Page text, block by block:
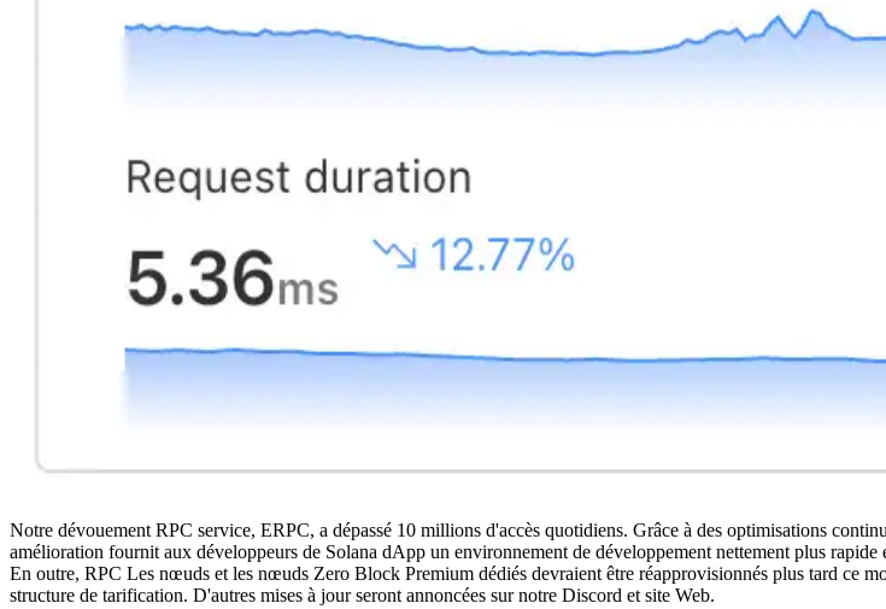
Notre dévouement RPC service, ERPC, a dépassé 10 millions d'accès quotidiens. Grâce à des optimisations
amélioration fournit aux développeurs de Solana dApp un environnement de développement nettement plus rapide
En outre, RPC Les nœuds et les nœuds Zero Block Premium dédiés devraient être réapprovisionnés plus tard ce
structure de tarification. D'autres mises à jour seront annoncées sur notre Discord et site Web.